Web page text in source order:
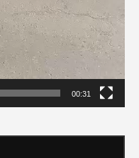
00:31